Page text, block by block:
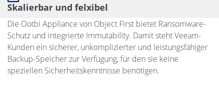
Skalierbar und felxibel
Die Ootbi Appliance von Object First bietet Ransomware-
Schutz und integrierte Immutability. Damit steht Veeam-
Kunden ein sicherer, unkomplizierter und leistungsfähiger
Backup-Speicher zur Verfügung, für den sie keine
speziellen Sicherheitskenntnisse benötigen.